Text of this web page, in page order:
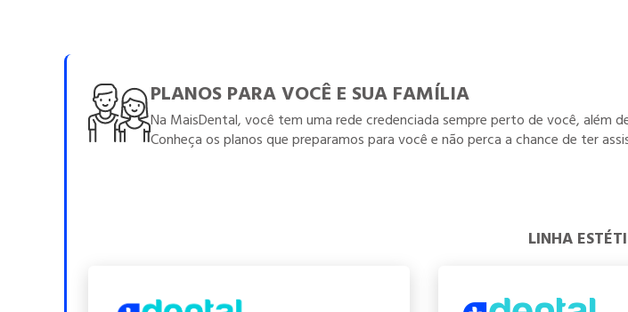
PLANOS PARA VOCÊ E SUA FAMÍLIA
Na MaisDental, você tem uma rede credenciada sempre perto de você, além
Conheça os planos que preparamos para você e não perca a chance de ter
LINHA